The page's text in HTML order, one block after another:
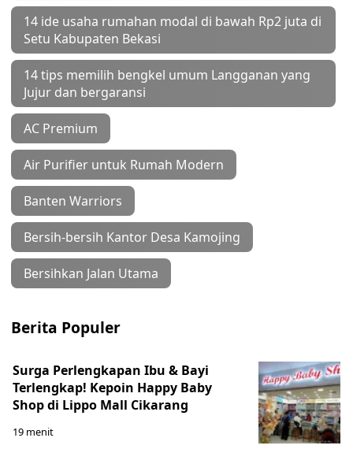
14 ide usaha rumahan modal di bawah Rp2 juta di
Setu Kabupaten Bekasi
14 tips memilih bengkel umum Langganan yang
Jujur dan bergaransi
AC Premium
Air Purifier untuk Rumah Modern
Banten Warriors
Bersih-bersih Kantor Desa Kamojing
Bersihkan Jalan Utama
Berita Populer
Surga Perlengkapan Ibu & Bayi
Terlengkap! Kepoin Happy Baby
Shop di Lippo Mall Cikarang
19 menit